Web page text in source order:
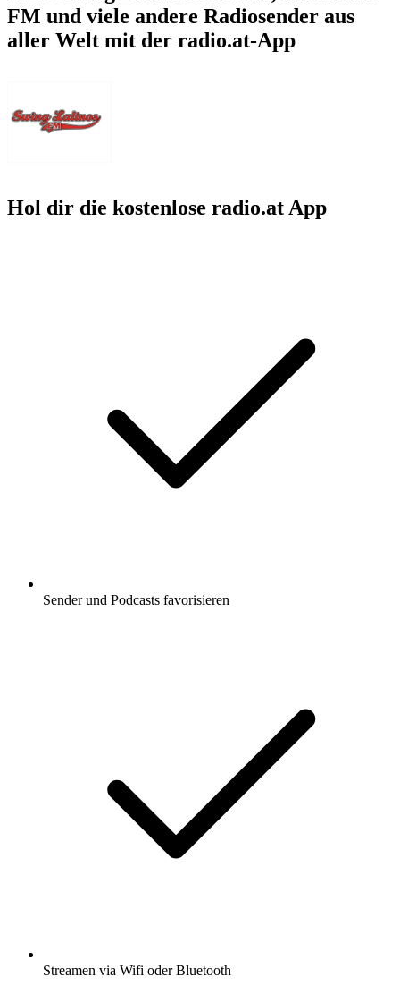
FM und viele andere Radiosender aus
aller Welt mit der radio.at-App
Hol dir die kostenlose radio.at App
Sender und Podcasts favorisieren
Streamen via Wifi oder Bluetooth